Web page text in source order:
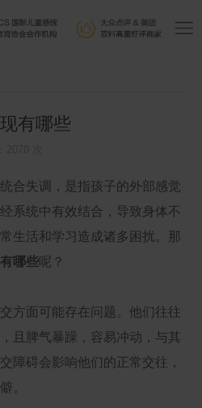
有哪些
失调，是指孩子的外部感觉
系统中有效结合，导致身体不
生活和学习造成诸多困扰。那
哪些呢？
面可能存在问题。他们往往
且脾气暴躁，容易冲动，与其
障碍会影响他们的正常交往，
。